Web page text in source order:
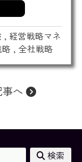
, 経営戦略マネ
, 全社戦略
へ
検索